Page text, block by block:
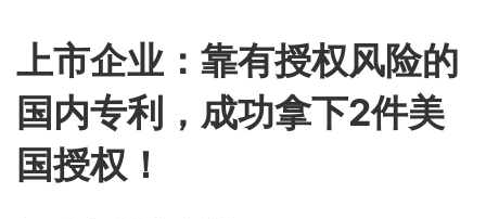
靠
有
授
上市企业：靠有授权风险的
国内专利，成功拿下2件美
国授权！